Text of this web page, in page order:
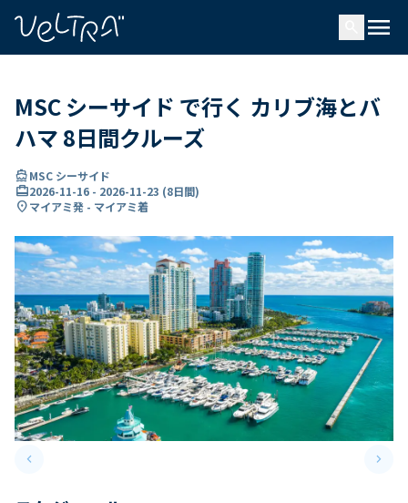
menu
MSC シーサイド で行く カリブ海とバ
ハマ 8日間クルーズ
directions_boatMSC シーサイド
card_travel2026-11-16 - 2026-11-23 (8日間)
location_onマイアミ発 - マイアミ着
keyboard_arrow_leftPrevious slide keyboard_arrow_right